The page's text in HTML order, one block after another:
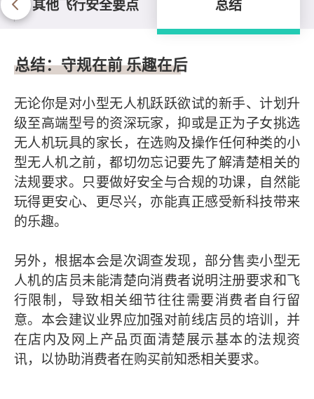
其他飞行安全要点 总结
总结：守规在前 乐趣在后
无论你是对小型无人机跃跃欲试的新手、计划升
级至高端型号的资深玩家，抑或是正为子女挑选
无人机玩具的家长，在选购及操作任何种类的小
型无人机之前，都切勿忘记要先了解清楚相关的
法规要求。只要做好安全与合规的功课，自然能
玩得更安心、更尽兴，亦能真正感受新科技带来
的乐趣。
另外，根据本会是次调查发现，部分售卖小型无
人机的店员未能清楚向消费者说明注册要求和飞
行限制，导致相关细节往往需要消费者自行留
意。本会建议业界应加强对前线店员的培训，并
在店内及网上产品页面清楚展示基本的法规资
讯，以协助消费者在购买前知悉相关要求。